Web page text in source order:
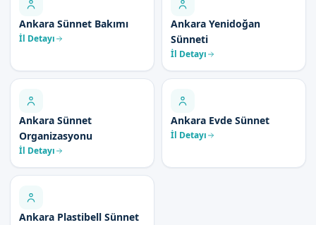
Ankara Sünnet Bakımı
İl Detayı
Ankara Yenidoğan
Sünneti
İl Detayı
Ankara Sünnet
Organizasyonu
İl Detayı
Ankara Evde Sünnet
İl Detayı
Ankara Plastibell Sünnet